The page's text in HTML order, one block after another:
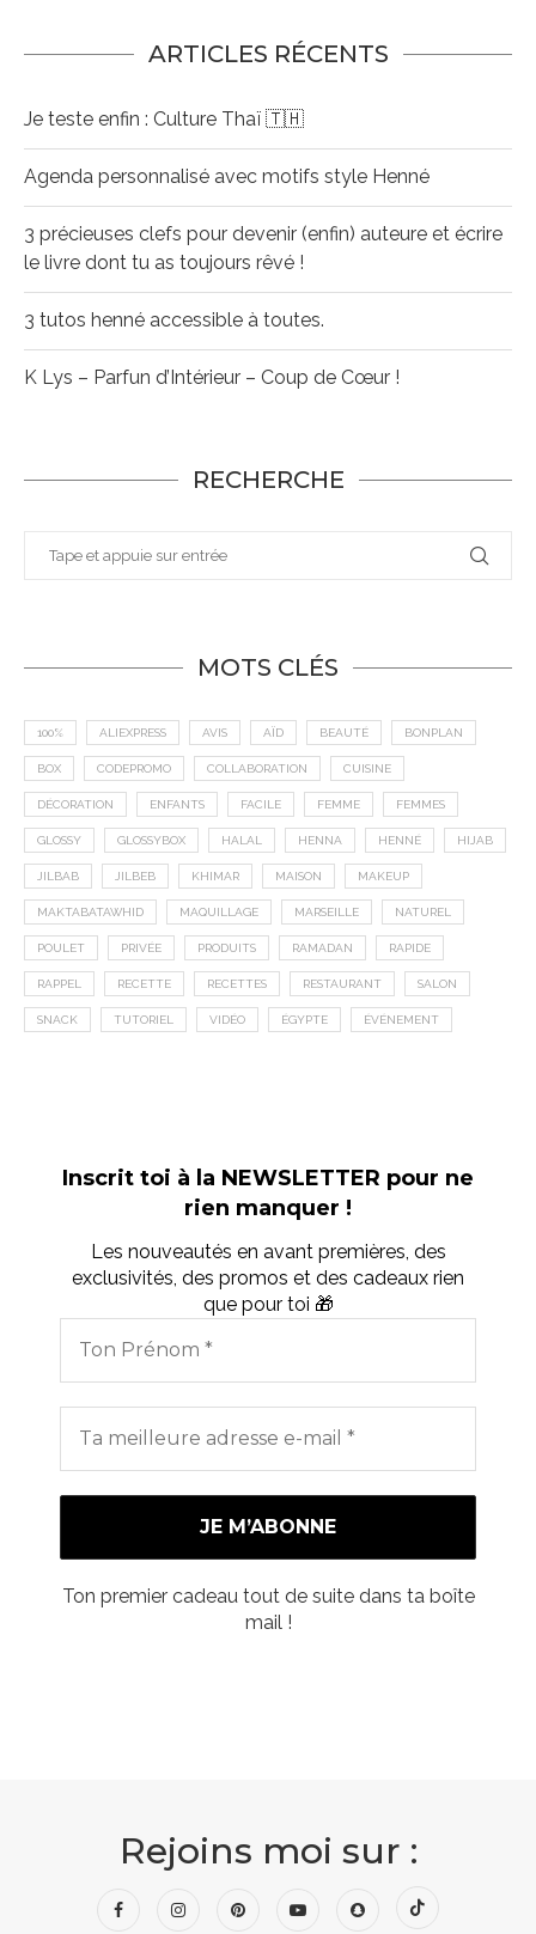
ARTICLES RÉCENTS
Je teste enfin : Culture Thaï 🇹🇭
Agenda personnalisé avec motifs style Henné
3 précieuses clefs pour devenir (enfin) auteure et écrire
le livre dont tu as toujours rêvé !
3 tutos henné accessible à toutes.
K Lys – Parfun d’Intérieur – Coup de Cœur !
RECHERCHE
MOTS CLÉS
100% ALIEXPRESS AVIS AÏD BEAUTÉ BONPLAN
BOX CODEPROMO COLLABORATION CUISINE
DÉCORATION ENFANTS FACILE FEMME FEMMES
GLOSSY GLOSSYBOX HALAL HENNA HENNÉ HIJAB
JILBAB JILBEB KHIMAR MAISON MAKEUP
MAKTABATAWHID MAQUILLAGE MARSEILLE NATUREL
POULET PRIVÉE PRODUITS RAMADAN RAPIDE
RAPPEL RECETTE RECETTES RESTAURANT SALON
SNACK TUTORIEL VIDÉO ÉGYPTE ÉVÉNEMENT
Inscrit toi à la NEWSLETTER pour ne
rien manquer !
Les nouveautés en avant premières, des
exclusivités, des promos et des cadeaux rien
que pour toi 🎁
Ton premier cadeau tout de suite dans ta boîte
mail !
Rejoins moi sur :